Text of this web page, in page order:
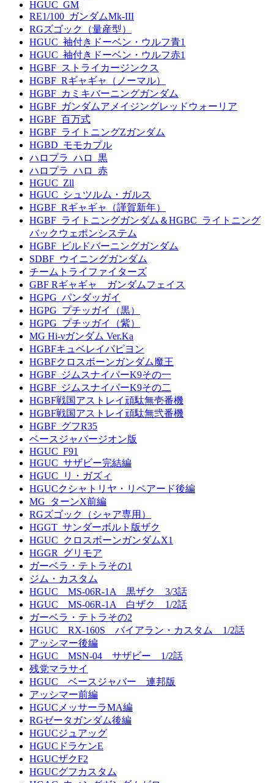
HGUC_GM
RE1/100_ガンダムMk-III
RGズゴック（量産型）
HGUC_袖付きドーベン・ウルフ青1
HGUC_袖付きドーベン・ウルフ赤1
HGBF_ストライカージンクス
HGBF_Rギャギャ（ノーマル）
HGBF_カミキバーニングガンダム
HGBF_ガンダムアメイジングレッドウォーリア
HGBF_百万式
HGBF_ライトニングZガンダム
HGBD_モモカプル
ハロプラ_ハロ_黒
ハロプラ_ハロ_赤
HGUC_Zll
HGUC_シュツルム・ガルス
HGBF_Rギャギャ（謹賀新年）
HGBF_ライトニングガンダム＆HGBC_ライトニング
バックウェポンシステム
HGBF_ビルドバーニングガンダム
SDBF_ウイニングガンダム
チームトライファイターズ
GBF Rギャギャ ガンダムフェイス
HGPG_パンダッガイ
HGPG_プチッガイ（黒）
HGPG_プチッガイ（紫）
MG Hi-νガンダム Ver.Ka
HGBFキュベレイパピヨン
HGBFクロスボーンガンダム魔王
HGBF_ジムスナイパーK9その一
HGBF_ジムスナイパーK9その二
HGBF戦国アストレイ頑駄無壱番機
HGBF戦国アストレイ頑駄無弐番機
HGBF_グフR35
ベースジャバージオン版
HGUC_F91
HGUC_サザビー完結編
HGUC_リ・ガズィ
HGUCクシャトリヤ・リペアード後編
MG_ターンX前編
RGズゴック（シャア専用）
HGGT_サンダーボルト版ザク
HGUC_クロスボーンガンダムX1
HGGR_グリモア
ガーベラ・テトラその1
ジム・カスタム
HGUC MS-06R-1A 黒ザク 3/3話
HGUC MS-06R-1A 白ザク 1/2話
ガーベラ・テトラその2
HGUC RX-160S バイアラン・カスタム 1/2話
アッシマー後編
HGUC MSN-04 サザビー 1/2話
残党マラサイ
HGUC ベースジャバー 連邦版
アッシマー前編
HGUCメッサーラMA編
RGゼータガンダム後編
HGUCジュアッグ
HGUCドラケンE
HGUCザクF2
HGUCグフカスタム